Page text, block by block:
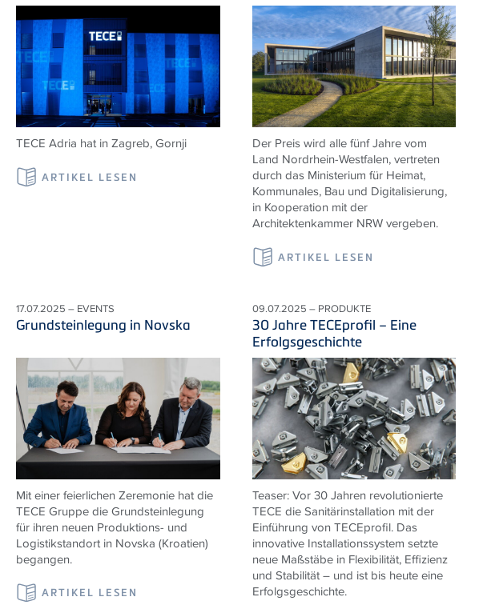
TECE Adria hat in Zagreb,Gornji
ARTIKEL LESEN
Der Preis wird alle fünf Jahre vom
Land Nordrhein-Westfalen, vertreten
durch das Ministerium für Heimat,
Kommunales, Bau und Digitalisierung,
in Kooperation mit der
Architektenkammer NRW vergeben.
ARTIKEL LESEN
17.07.2025 – EVENTS
Grundsteinlegung in Novska
Mit einer feierlichen Zeremonie hat die
TECE Gruppe die Grundsteinlegung
für ihren neuen Produktions- und
Logistikstandort in Novska (Kroatien)
begangen.
ARTIKEL LESEN
09.07.2025 – PRODUKTE
30 Jahre TECEprofil – Eine
Erfolgsgeschichte
Teaser: Vor 30 Jahren revolutionierte
TECE die Sanitärinstallation mit der
Einführung von TECEprofil. Das
innovative Installationssystem setzte
neue Maßstäbe in Flexibilität, Effizienz
und Stabilität – und ist bis heute eine
Erfolgsgeschichte.